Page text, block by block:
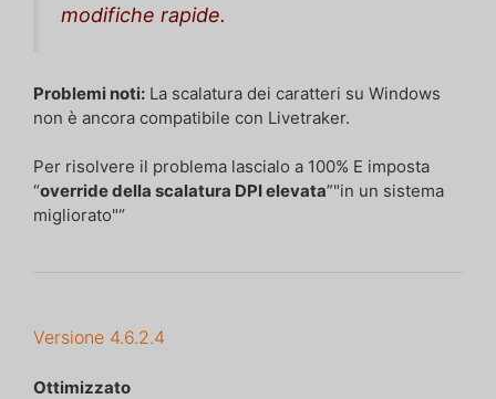
modifiche rapide.
Problemi noti: La scalatura dei caratteri su Windows
non è ancora compatibile con Livetraker.
Per risolvere il problema lascialo a 100% E imposta
“override della scalatura DPI elevata”"in un sistema
migliorato"“
Versione 4.6.2.4
Ottimizzato